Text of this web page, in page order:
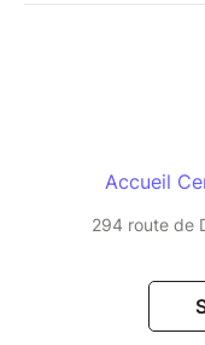
Accueil
294 route de